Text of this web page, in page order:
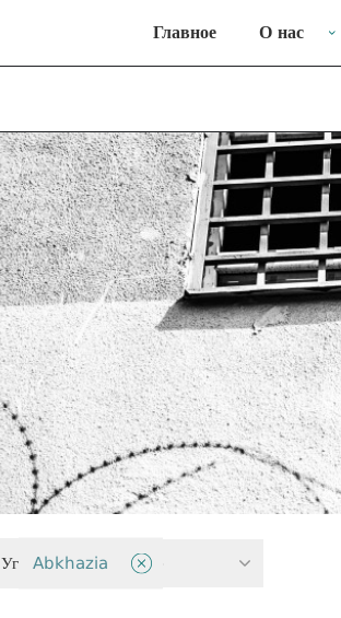
Главное О нас
Уголовное правосудие
Abkhazia